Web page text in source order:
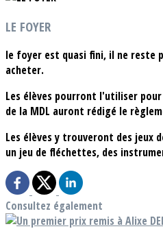
LE FOYER
le foyer est quasi fini, il ne reste
acheter.
Les élèves pourront l'utiliser
de la MDL auront rédigé le
Les élèves y trouveront des jeux
un jeu de fléchettes, des
Consultez également